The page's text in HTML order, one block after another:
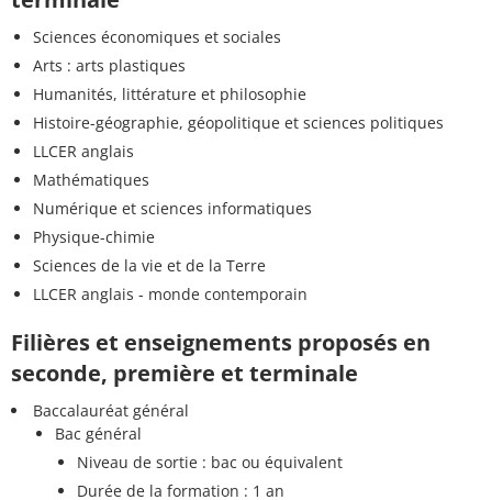
Sciences économiques et sociales
Arts : arts plastiques
Humanités, littérature et philosophie
Histoire-géographie, géopolitique et sciences politiques
LLCER anglais
Mathématiques
Numérique et sciences informatiques
Physique-chimie
Sciences de la vie et de la Terre
LLCER anglais - monde contemporain
Filières et enseignements proposés en
seconde, première et terminale
Baccalauréat général
Bac général
Niveau de sortie : bac ou équivalent
Durée de la formation : 1 an